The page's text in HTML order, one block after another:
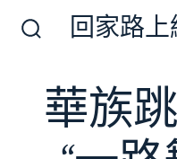
切
換
開
回家路
華族